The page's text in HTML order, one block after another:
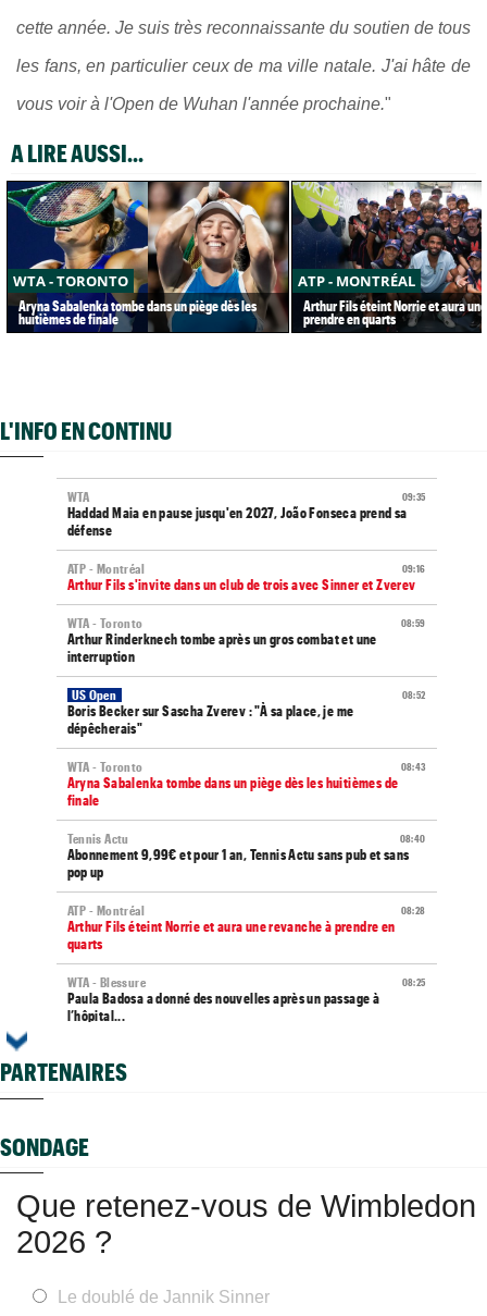
cette année. Je suis très reconnaissante du soutien de tous
les fans, en particulier ceux de ma ville natale. J'ai hâte de
vous voir à l'Open de Wuhan l'année prochaine."
A LIRE AUSSI...
WTA - TORONTO
Aryna Sabalenka tombe dans un piège dès les
huitièmes de finale
ATP - MONTRÉAL
Arthur Fils éteint Norrie et aura
prendre en quarts
L'INFO EN CONTINU
09:35
WTA
Haddad Maia en pause jusqu'en 2027, João Fonseca prend sa
défense
09:16
ATP - Montréal
Arthur Fils s'invite dans un club de trois avec Sinner et Zverev
08:59
WTA - Toronto
Arthur Rinderknech tombe après un gros combat et une
interruption
08:52
US Open
Boris Becker sur Sascha Zverev : "À sa place, je me
dépêcherais"
08:43
WTA - Toronto
Aryna Sabalenka tombe dans un piège dès les huitièmes de
finale
08:40
Tennis Actu
Abonnement 9,99€ et pour 1 an, Tennis Actu sans pub et sans
pop up
08:28
ATP - Montréal
Arthur Fils éteint Norrie et aura une revanche à prendre en
quarts
08:25
WTA - Blessure
Paula Badosa a donné des nouvelles après un passage à
l’hôpital...
Toutes vos vidéos à retrouver sur Tennis Actu TV
07:20
ATP - Montréal
Gaël Monfils répond à ses détracteurs : "Le message est reçu"
Alexander Zverev s'est raté : "Le pire match de ma saison"
PARTENAIRES
SONDAGE
Que retenez-vous de Wimbledon
2026 ?
Le doublé de Jannik Sinner